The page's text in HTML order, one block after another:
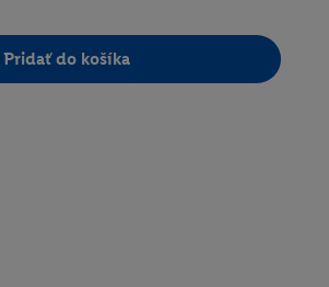
Pridať do košíka